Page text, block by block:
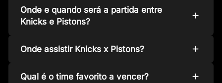
Onde e quando será a partida entre
Knicks e Pistons?
Onde assistir Knicks x Pistons?
Qual é o time favorito a vencer?